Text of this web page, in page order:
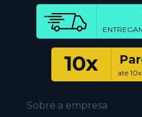
10x até
Sobre a empresa